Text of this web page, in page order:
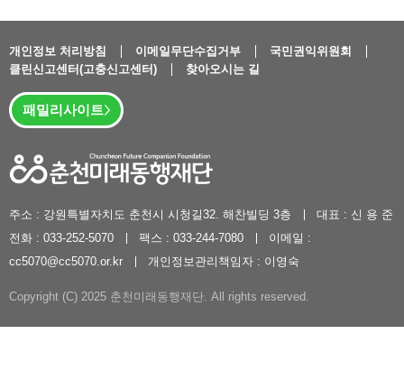
개인정보 처리방침 이메일무단수집거부
국민권익위원회
클린신고센터(고충신고센터)
찾아오시는 길
패밀리사이트
주소 : 강원특별자치도 춘천시 시청길32. 해찬빌딩 3층
대표 : 신 용 준
전화 : 033-252-5070
팩스 : 033-244-7080
이메일 :
cc5070@cc5070.or.kr
개인정보관리책임자 : 이영숙
Copyright (C) 2025 춘천미래동행재단. All rights reserved.